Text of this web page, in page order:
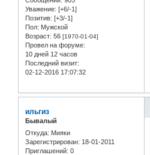
Уважение: [+6/-1]
Позитив: [+3/-1]
Пол: Мужской
Возраст: 56 [1970-01-04]
Провел на форуме:
10 дней 12 часов
Последний визит:
02-12-2016 17:07:32
ильгиз
Бывалый
Откуда: Мияки
Зарегистрирован: 18-01-2011
Приглашений: 0